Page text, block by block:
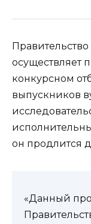
осуществляет
конкурсном
выпускников
он продлится
«Данный